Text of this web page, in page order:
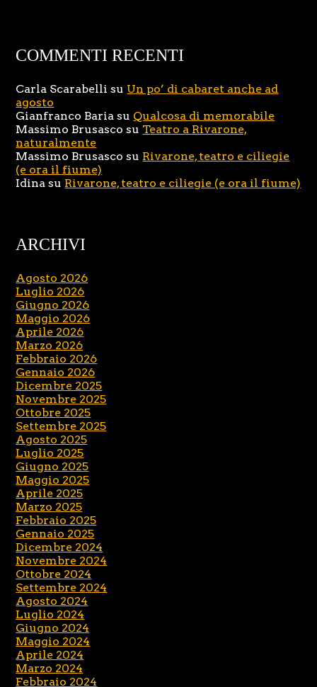
COMMENTI RECENTI
Carla Scarabelli su Un po’ di cabaret anche ad
agosto
Gianfranco Baria su Qualcosa di memorabile
Massimo Brusasco su Teatro a Rivarone,
naturalmente
Massimo Brusasco su Rivarone, teatro e ciliegie
(e ora il fiume)
Idina su Rivarone, teatro e ciliegie (e ora il fiume)
ARCHIVI
Agosto 2026
Luglio 2026
Giugno 2026
Maggio 2026
Aprile 2026
Marzo 2026
Febbraio 2026
Gennaio 2026
Dicembre 2025
Novembre 2025
Ottobre 2025
Settembre 2025
Agosto 2025
Luglio 2025
Giugno 2025
Maggio 2025
Aprile 2025
Marzo 2025
Febbraio 2025
Gennaio 2025
Dicembre 2024
Novembre 2024
Ottobre 2024
Settembre 2024
Agosto 2024
Luglio 2024
Giugno 2024
Maggio 2024
Aprile 2024
Marzo 2024
Febbraio 2024